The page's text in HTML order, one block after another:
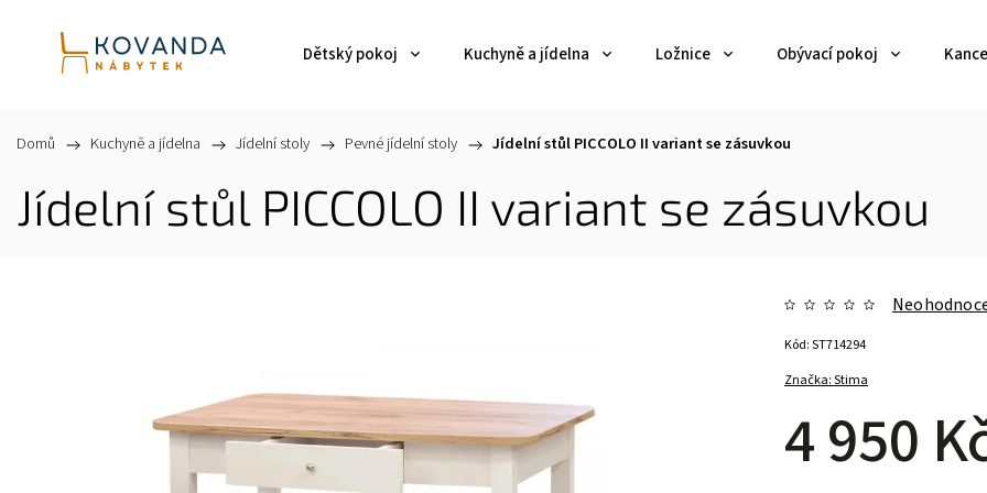
Dětský pokoj Kuchyně a jídelna Ložnice Obývací pokoj
Domů / Kuchyně a jídelna / Jídelní stoly / Pevné jídelní stoly / Jídelní stůl PICCOLO II variant se zásuvkou
Jídelní stůl PICCOLO II variant se zásuvkou
Značka:Stima
4 950
Kód:ST714294